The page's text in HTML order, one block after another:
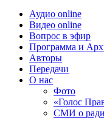
Аудио online
Видео online
Вопрос в эфир
Программа и
Авторы
Передачи
О нас
Фото
«Голос
СМИ о